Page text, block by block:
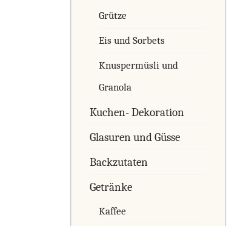
Grütze
Eis und Sorbets
Knuspermüsli und
Granola
Kuchen- Dekoration
Glasuren und Güsse
Backzutaten
Getränke
Kaffee